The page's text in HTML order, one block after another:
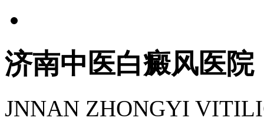
济南中医白癜风医院
JNNAN ZHONGYI